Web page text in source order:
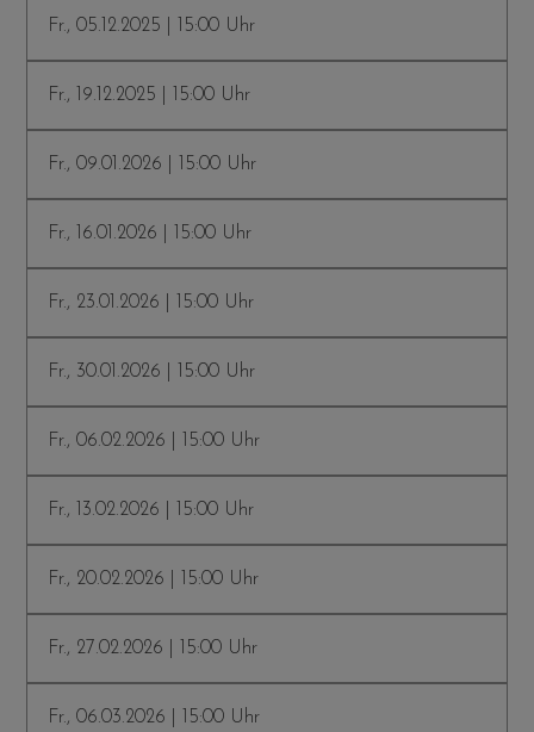
Fr., 05.12.2025 | 15:00 Uhr
Fr., 19.12.2025 | 15:00 Uhr
Fr., 09.01.2026 | 15:00 Uhr
Fr., 16.01.2026 | 15:00 Uhr
Fr., 23.01.2026 | 15:00 Uhr
Fr., 30.01.2026 | 15:00 Uhr
Fr., 06.02.2026 | 15:00 Uhr
Fr., 13.02.2026 | 15:00 Uhr
Fr., 20.02.2026 | 15:00 Uhr
Fr., 27.02.2026 | 15:00 Uhr
Fr., 06.03.2026 | 15:00 Uhr